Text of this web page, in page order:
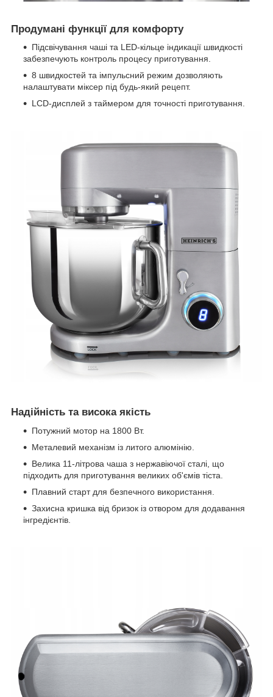
Продумані функції для комфорту
Підсвічування чаші та LED-кільце індикації швидкості
забезпечують контроль процесу приготування.
8 швидкостей та імпульсний режим дозволяють
налаштувати міксер під будь-який рецепт.
LCD-дисплей з таймером для точності приготування.
Надійність та висока якість
Потужний мотор на 1800 Вт.
Металевий механізм із литого алюмінію.
Велика 11-літрова чаша з нержавіючої сталі, що
підходить для приготування великих об'ємів тіста.
Плавний старт для безпечного використання.
Захисна кришка від бризок із отвором для додавання
інгредієнтів.